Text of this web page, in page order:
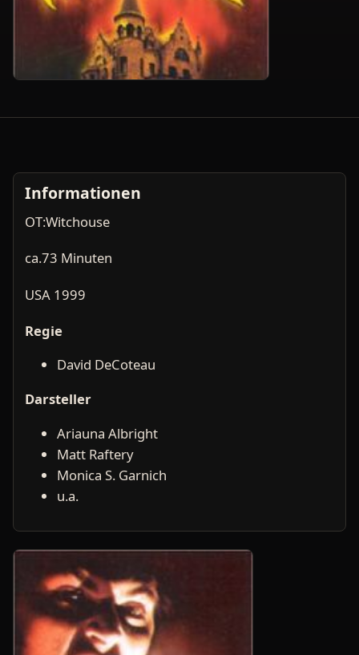
Informationen
OT:Witchouse
ca.73 Minuten
USA 1999
Regie
David DeCoteau
Darsteller
Ariauna Albright
Matt Raftery
Monica S. Garnich
u.a.